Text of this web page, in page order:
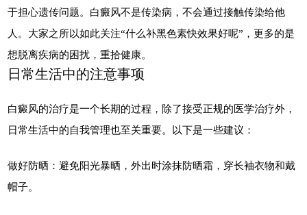
于担心遗传问题。白癜风不是传染病，不会通过接触传染给他
人。大家之所以如此关注“什么补黑色素快效果好呢”，更多的是
想脱离疾病的困扰，重拾健康。
日常生活中的注意事项
白癜风的治疗是一个长期的过程，除了接受正规的医学治疗外，
日常生活中的自我管理也至关重要。以下是一些建议：
做好防晒：避免阳光暴晒，外出时涂抹防晒霜，穿长袖衣物和戴
帽子。